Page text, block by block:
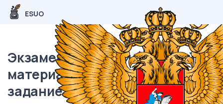
ESUO
Экзаменационный (типовой)
материал ЕГЭ / База / 18
задание (24) / 128